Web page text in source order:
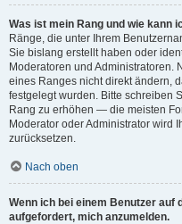
Was ist mein Rang und wie kann
Ränge, die unter Ihrem
Sie bislang erstellt haben oder
Moderatoren und Administratoren.
eines Ranges nicht direkt ändern,
festgelegt wurden. Bitte schreiben
Rang zu erhöhen — die meisten
Moderator oder Administrator wird
zurücksetzen.
Nach oben
Wenn ich bei einem Benutzer auf
aufgefordert, mich anzumelden.